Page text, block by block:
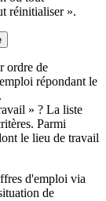
réinitialiser ».
ordre de
répondant le
.
» ? La liste
Parmi
le lieu de travail
d'emploi via
de